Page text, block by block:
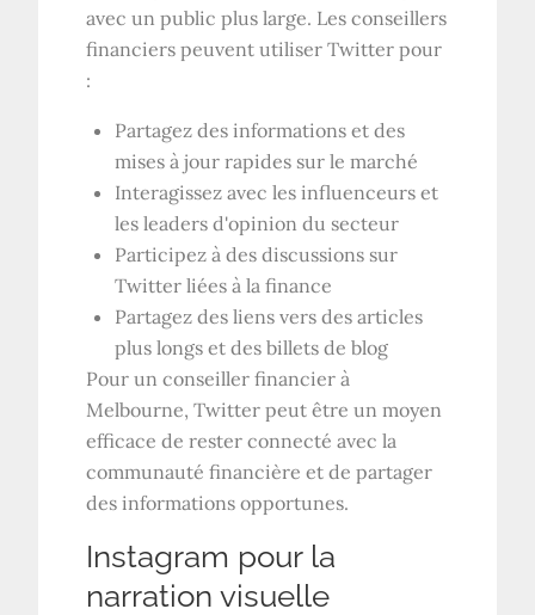
avec un public plus large. Les conseillers
financiers peuvent utiliser Twitter pour
:
Partagez des informations et des
mises à jour rapides sur le marché
Interagissez avec les influenceurs et
les leaders d'opinion du secteur
Participez à des discussions sur
Twitter liées à la finance
Partagez des liens vers des articles
plus longs et des billets de blog
Pour un conseiller financier à
Melbourne, Twitter peut être un moyen
efficace de rester connecté avec la
communauté financière et de partager
des informations opportunes.
Instagram pour la
narration visuelle